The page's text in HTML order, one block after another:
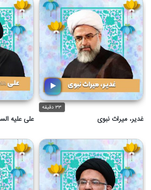
۳۳ دقیقه
غدیر، میراث نبوی علی علیه